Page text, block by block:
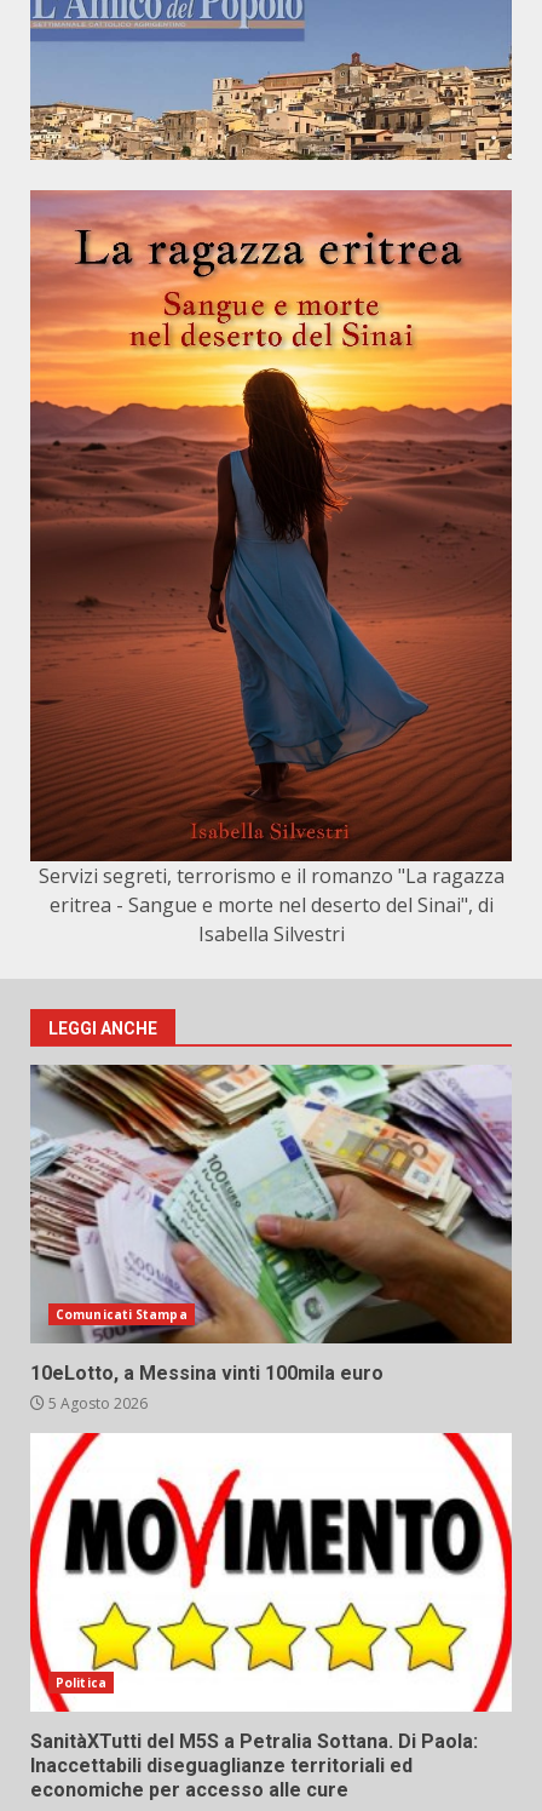
Servizi segreti, terrorismo e il romanzo "La ragazza
eritrea - Sangue e morte nel deserto del Sinai", di
Isabella Silvestri
LEGGI ANCHE
Comunicati Stampa
10eLotto, a Messina vinti 100mila euro
5 Agosto 2026
Politica
SanitàXTutti del M5S a Petralia Sottana. Di Paola:
Inaccettabili diseguaglianze territoriali ed
economiche per accesso alle cure